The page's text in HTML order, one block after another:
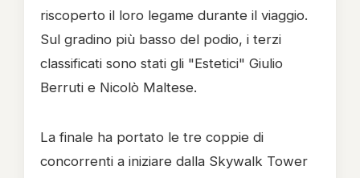
riscoperto il loro legame durante il viaggio.
Sul gradino più basso del podio, i terzi
classificati sono stati gli "Estetici" Giulio
Berruti e Nicolò Maltese.
La finale ha portato le tre coppie di
concorrenti a iniziare dalla Skywalk Tower